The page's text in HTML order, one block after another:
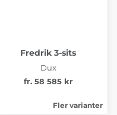
Fredrik 3-sits
Dux
fr. 58 585 kr
Fler varianter